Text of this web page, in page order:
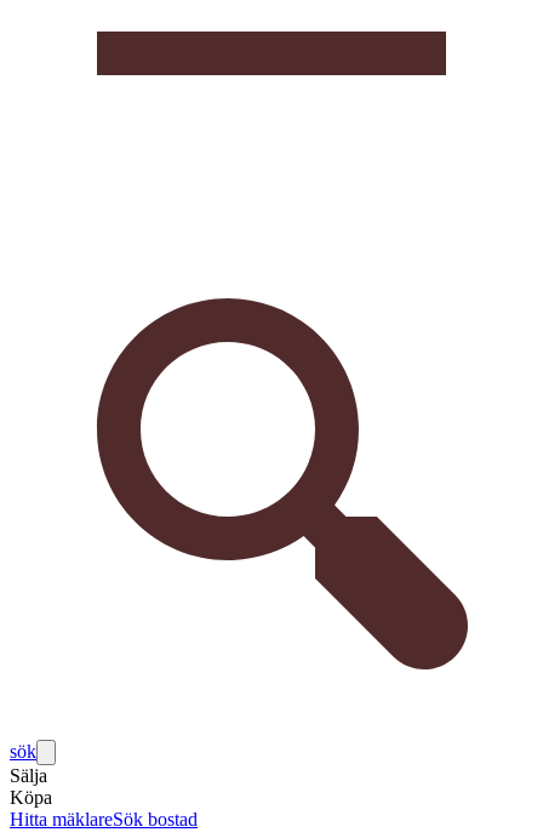
sök
Sälja
Köpa
Hitta mäklareSök bostad